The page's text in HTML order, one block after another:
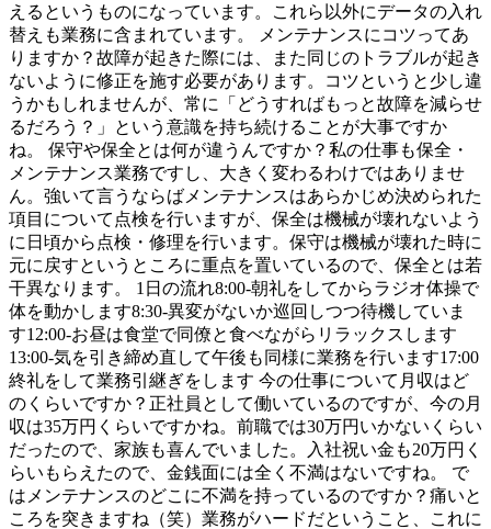
えるというものになっています。これら以外にデータの入れ
替えも業務に含まれています。 メンテナンスにコツってあ
りますか？故障が起きた際には、また同じのトラブルが起き
ないように修正を施す必要があります。コツというと少し違
うかもしれませんが、常に「どうすればもっと故障を減らせ
るだろう？」という意識を持ち続けることが大事ですか
ね。 保守や保全とは何が違うんですか？私の仕事も保全・
メンテナンス業務ですし、大きく変わるわけではありませ
ん。強いて言うならばメンテナンスはあらかじめ決められた
項目について点検を行いますが、保全は機械が壊れないよう
に日頃から点検・修理を行います。保守は機械が壊れた時に
元に戻すというところに重点を置いているので、保全とは若
干異なります。 1日の流れ8:00-朝礼をしてからラジオ体操で
体を動かします8:30-異変がないか巡回しつつ待機していま
す12:00-お昼は食堂で同僚と食べながらリラックスします
13:00-気を引き締め直して午後も同様に業務を行います17:00
終礼をして業務引継ぎをします 今の仕事について月収はど
のくらいですか？正社員として働いているのですが、今の月
収は35万円くらいですかね。前職では30万円いかないくらい
だったので、家族も喜んでいました。入社祝い金も20万円く
らいもらえたので、金銭面には全く不満はないですね。 で
はメンテナンスのどこに不満を持っているのですか？痛いと
ころを突きますね（笑）業務がハードだということ、これに